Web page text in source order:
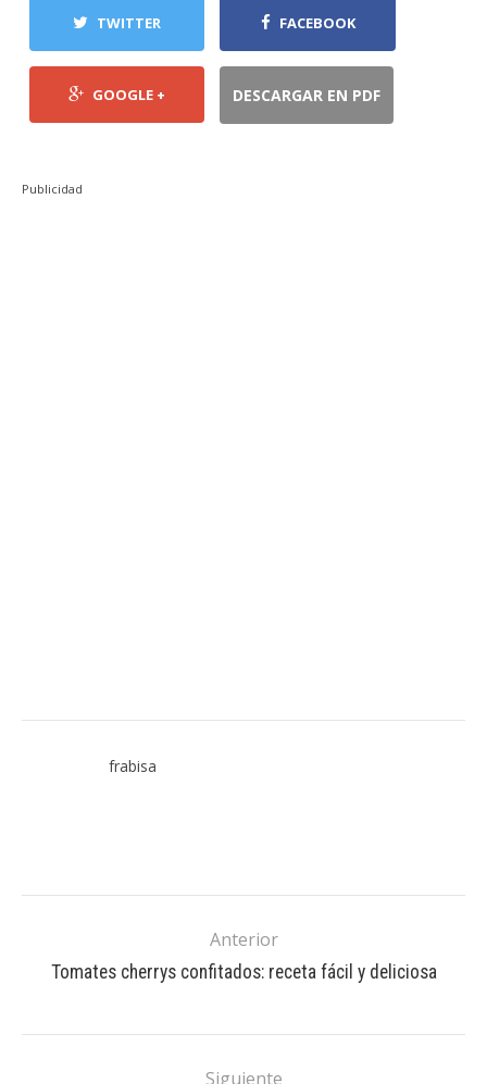
TWITTER FACEBOOK
GOOGLE + DESCARGAR EN PDF
Publicidad
frabisa
Anterior
Tomates cherrys confitados: receta fácil y deliciosa
Siguiente